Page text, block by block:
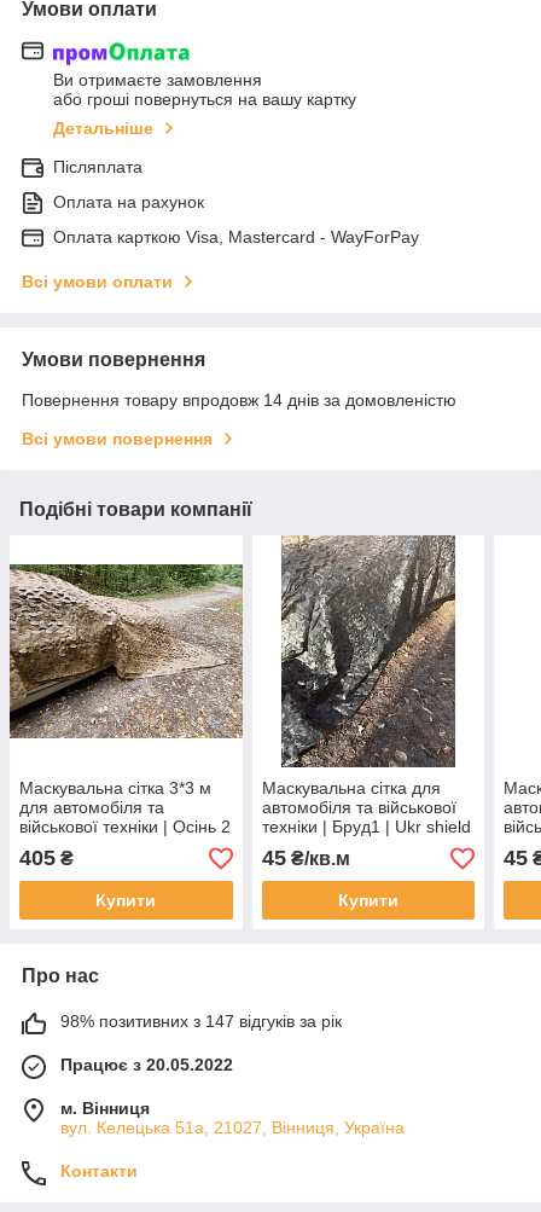
Умови оплати
Ви отримаєте замовлення
або гроші повернуться на вашу картку
Детальніше
Післяплата
Оплата на рахунок
Оплата карткою Visa, Mastercard - WayForPay
Всі умови оплати
Умови повернення
Повернення товару впродовж 14 днів за домовленістю
Всі умови повернення
Подібні товари компанії
Маскувальна сітка 3*3 м
для автомобіля та
військової техніки | Осінь 2
| Ukr shield
405 ₴
Купити
Маскувальна сітка для
автомобіля та військової
техніки | Бруд1 | Ukr shield
45₴/кв.м
Купити
45
Про нас
98% позитивних з 147 відгуків за рік
Працює з 20.05.2022
м. Вінниця
вул. Келецька 51а, 21027, Вінниця, Україна
Контакти